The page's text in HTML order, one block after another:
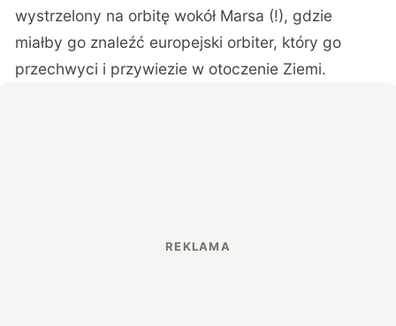
wystrzelony na orbitę wokół Marsa (!), gdzie
miałby go znaleźć europejski orbiter, który go
przechwyci i przywiezie w otoczenie Ziemi.